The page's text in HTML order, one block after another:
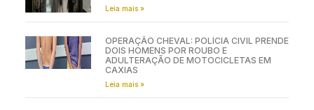
Leia mais »
OPERAÇÃO CHEVAL: POLÍCIA CIVIL PRENDE
DOIS HOMENS POR ROUBO E
ADULTERAÇÃO DE MOTOCICLETAS EM
CAXIAS
Leia mais »